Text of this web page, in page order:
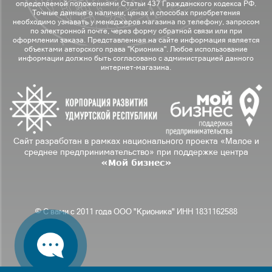
определяемой положениями Статьи 437 Гражданского кодекса РФ.
Точные данные о наличии, ценах и способах приобретения
необходимо узнавать у менеджеров магазина по телефону, запросом
по электронной почте, через форму обратной связи или при
оформлении заказа. Представленная на сайте информация является
объектами авторского права "Крионика". Любое использование
информации должно быть согласовано с администрацией данного
интернет-магазина.
Сайт разработан в рамках национального проекта «Малое и
среднее предпринимательство» при поддержке центра
«Мой бизнес»
© С вами с 2011 года ООО "Крионика" ИНН 1831162588